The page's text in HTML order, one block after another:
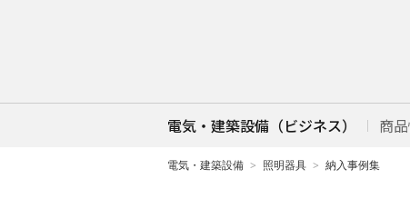
電気・建築設備（ビジネス） 商
電気・建築設備 照明器具 納入事例集